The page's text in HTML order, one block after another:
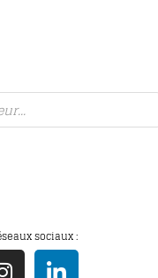
sociaux :